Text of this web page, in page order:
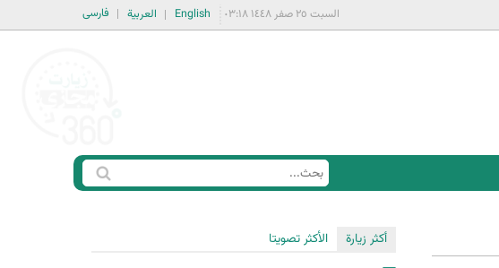
فارسی العربية English السبت ٢٥ صفر ١٤٤٨ ٠٣:١٨
ا
ت
ب
ث
أكثر زيارة
الأكثر تصويتا